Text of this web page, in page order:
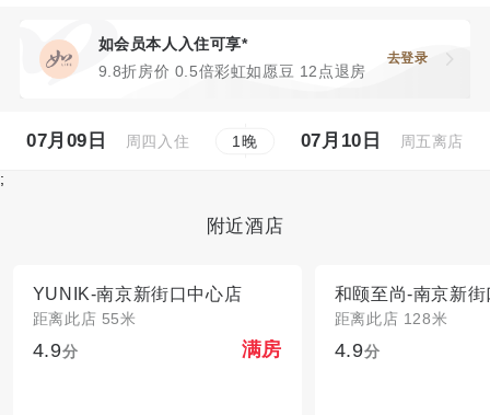
如会员本人入住可享*
9.8折房价 0.5倍彩虹如愿豆 12点退房
去登录
07月09日 周四入住 1晚 07月10日 周五离店
;
附近酒店
YUNIK-南京新街口中心店
距离此店 55米
4.9分 满房
和颐至尚-南京新
距离此店 128米
4.9分